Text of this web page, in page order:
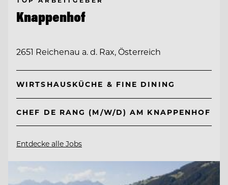
Knappenhof
2651 Reichenau a. d. Rax, Österreich
WIRTSHAUSKÜCHE & FINE DINING
CHEF DE RANG (M/W/D) AM KNAPPENHOF
Entdecke alle Jobs